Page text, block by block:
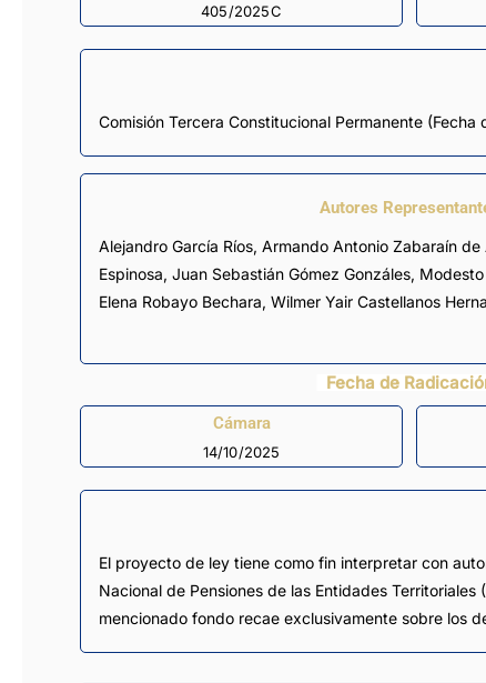
405/2025C
Comisión Tercera Constitucional Permanente (Fecha
Autores
Alejandro García Ríos, Armando Antonio Zabaraín de
Espinosa, Juan Sebastián Gómez Gonzáles,
Elena Robayo Bechara, Wilmer Yair Castellanos
Fecha de
Cámara
14/10/2025
El proyecto de ley tiene como fin interpretar con
Nacional de Pensiones de las Entidades
mencionado fondo recae exclusivamente sobre los